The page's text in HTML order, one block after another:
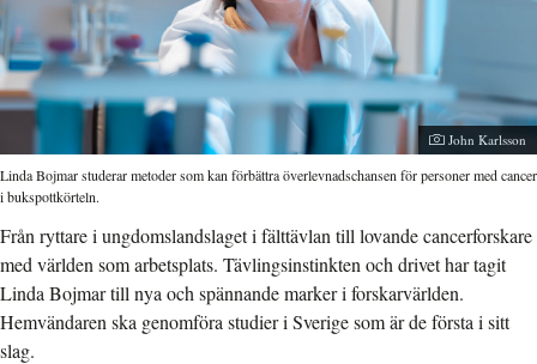
Fotograf:
John Karlsson
Linda Bojmar studerar metoder som kan förbättra överlevnadschansen för personer med cancer
i bukspottkörteln.
Från ryttare i ungdomslandslaget i fälttävlan till lovande cancerforskare
med världen som arbetsplats. Tävlingsinstinkten och drivet har tagit
Linda Bojmar till nya och spännande marker i forskarvärlden.
Hemvändaren ska genomföra studier i Sverige som är de första i sitt
slag.